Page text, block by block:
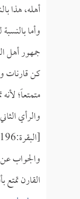
أهله، هذا
وأما
جمهور أهل
كن قارنات
متمتعاً؛
والرأي
[البقرة:196] ولم يذكر القارن، والوجوب إنما ورد في المتمتع.
والجواب عن
القارن